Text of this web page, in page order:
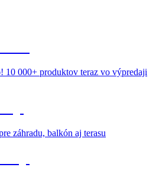
10 000+ produktov teraz vo výpredaji
záhradu, balkón aj terasu